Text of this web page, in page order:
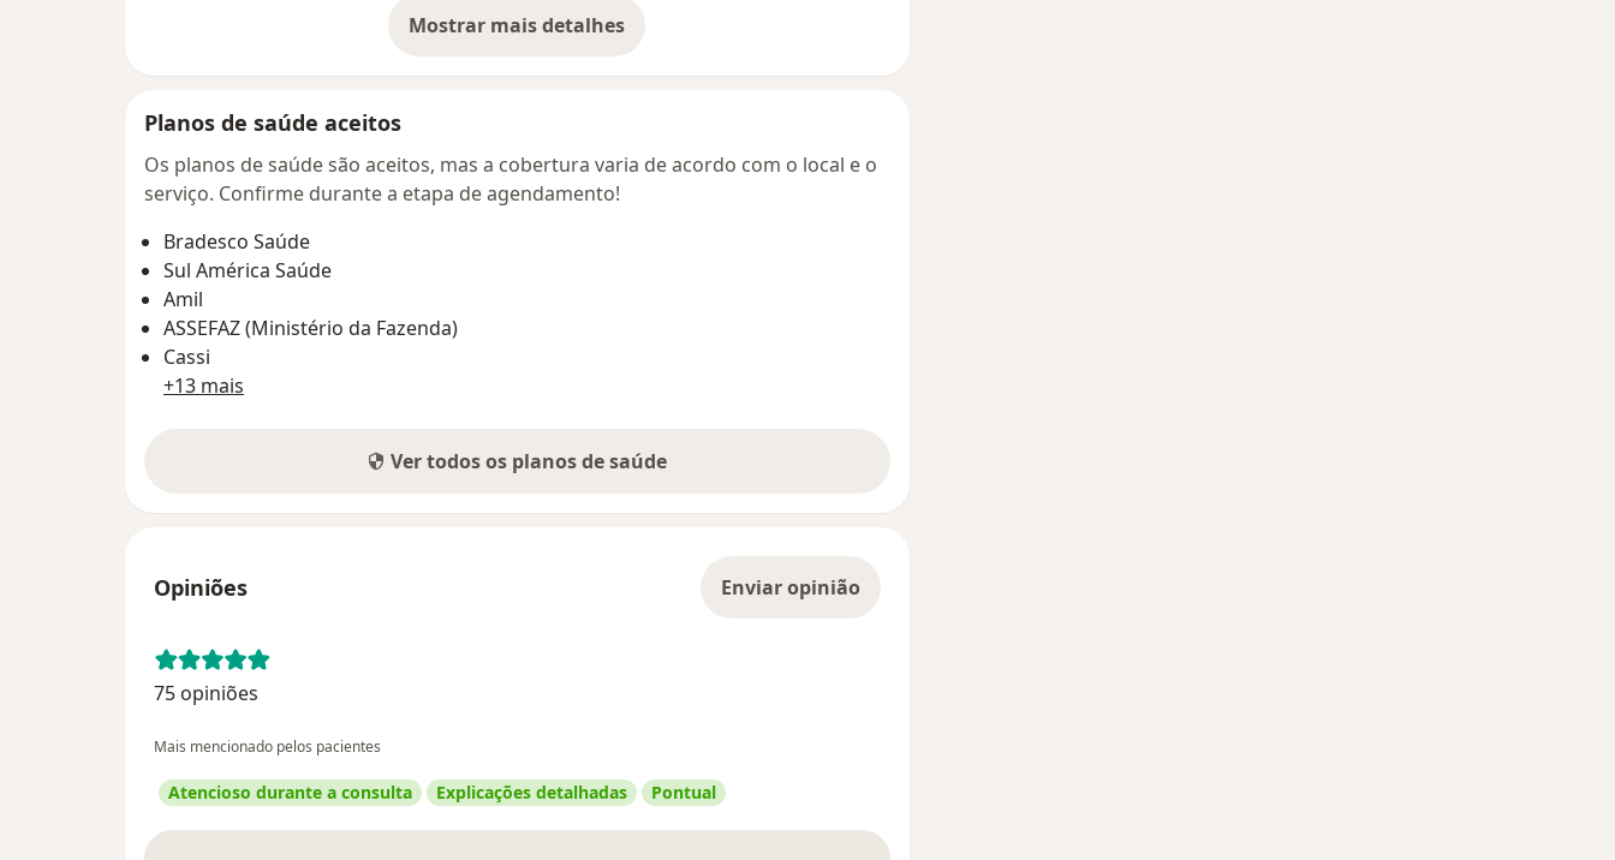
Mostrar mais detalhes
sobre o endereço
Planos de saúde aceitos
Os planos de saúde são aceitos, mas a cobertura varia de acordo com o local e o
serviço. Confirme durante a etapa de agendamento!
Bradesco Saúde
Sul América Saúde
Amil
ASSEFAZ (Ministério da Fazenda)
Cassi
+13 mais
Ver todos os planos de saúde
Opiniões Enviar opinião
75 opiniões
Mais mencionado pelos pacientes
Atencioso durante a consulta Explicações detalhadas Pontual